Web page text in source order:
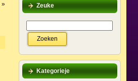
» Zeuke
Kategorieje